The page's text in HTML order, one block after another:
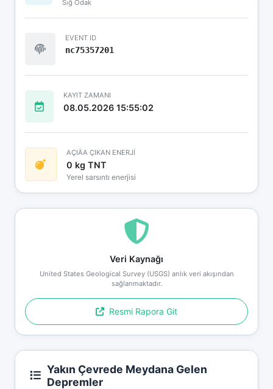
Sığ Odak
EVENT ID
nc75357201
KAYIT ZAMANI
08.05.2026 15:55:02
AÇIÄA ÇIKAN ENERJİ
0 kg TNT
Yerel sarsıntı enerjisi
Veri Kaynağı
United States Geological Survey (USGS) anlık veri akışından
sağlanmaktadır.
Resmi Rapora Git
Yakın Çevrede Meydana Gelen
Depremler